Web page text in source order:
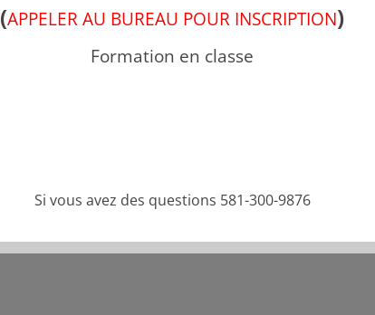
(APPELER AU BUREAU POUR INSCRIPTION)
Formation en classe
Si vous avez des questions 581-300-9876